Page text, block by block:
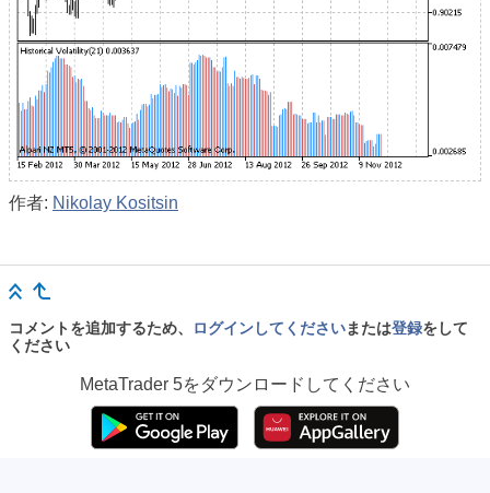
作者: Nikolay Kositsin
コメントを追加するため、 ログインしてくださいまたは登録をして
ください
MetaTrader 5をダウンロードしてください